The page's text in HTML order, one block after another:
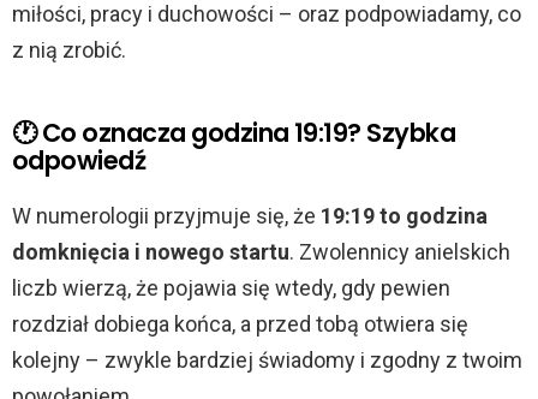
miłości, pracy i duchowości – oraz podpowiadamy, co
z nią zrobić.
🕐 Co oznacza godzina 19:19? Szybka
odpowiedź
W numerologii przyjmuje się, że 19:19 to godzina
domknięcia i nowego startu. Zwolennicy anielskich
liczb wierzą, że pojawia się wtedy, gdy pewien
rozdział dobiega końca, a przed tobą otwiera się
kolejny – zwykle bardziej świadomy i zgodny z twoim